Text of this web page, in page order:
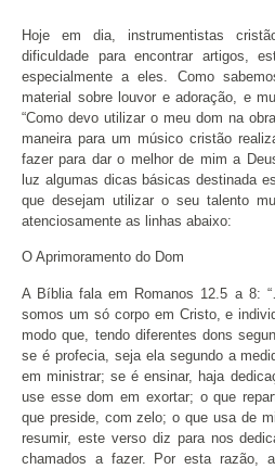
Hoje em dia, instrumentistas
dificuldade para encontrar artigos,
especialmente a eles. Como
material sobre louvor e adoração, e
“Como devo utilizar o meu dom na
maneira para um músico cristão
fazer para dar o melhor de mim a
luz algumas dicas básicas destinada
que desejam utilizar o seu talento
atenciosamente as linhas abaixo:
O Aprimoramento do Dom
A Bíblia fala em Romanos 12.5 a 8:
somos um só corpo em Cristo, e
modo que, tendo diferentes dons
se é profecia, seja ela segundo a
em ministrar; se é ensinar, haja
use esse dom em exortar; o que
que preside, com zelo; o que usa de
resumir, este verso diz para nos
chamados a fazer. Por esta razão,